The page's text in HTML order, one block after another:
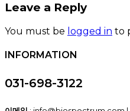
Leave a Reply
You must be logged in to
INFORMATION
031-698-3122